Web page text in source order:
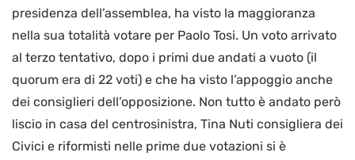
presidenza dell’assemblea, ha visto la maggioranza
nella sua totalità votare per Paolo Tosi. Un voto arrivato
al terzo tentativo, dopo i primi due andati a vuoto (il
quorum era di 22 voti) e che ha visto l’appoggio anche
dei consiglieri dell’opposizione. Non tutto è andato però
liscio in casa del centrosinistra, Tina Nuti consigliera dei
Civici e riformisti nelle prime due votazioni si è